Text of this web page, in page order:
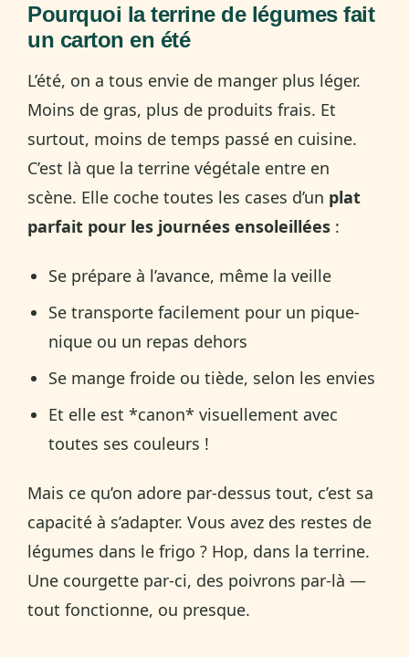
Pourquoi la terrine de légumes fait
un carton en été
L’été, on a tous envie de manger plus léger.
Moins de gras, plus de produits frais. Et
surtout, moins de temps passé en cuisine.
C’est là que la terrine végétale entre en
scène. Elle coche toutes les cases d’un plat
parfait pour les journées ensoleillées :
Se prépare à l’avance, même la veille
Se transporte facilement pour un pique-
nique ou un repas dehors
Se mange froide ou tiède, selon les envies
Et elle est *canon* visuellement avec
toutes ses couleurs !
Mais ce qu’on adore par-dessus tout, c’est sa
capacité à s’adapter. Vous avez des restes de
légumes dans le frigo ? Hop, dans la terrine.
Une courgette par-ci, des poivrons par-là —
tout fonctionne, ou presque.